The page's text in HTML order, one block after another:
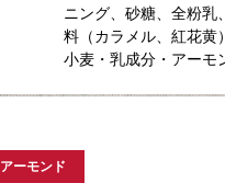
ニング、砂糖、全粉乳
料（カラメル、紅花黄
小麦・乳成分・アーモ
アーモンド